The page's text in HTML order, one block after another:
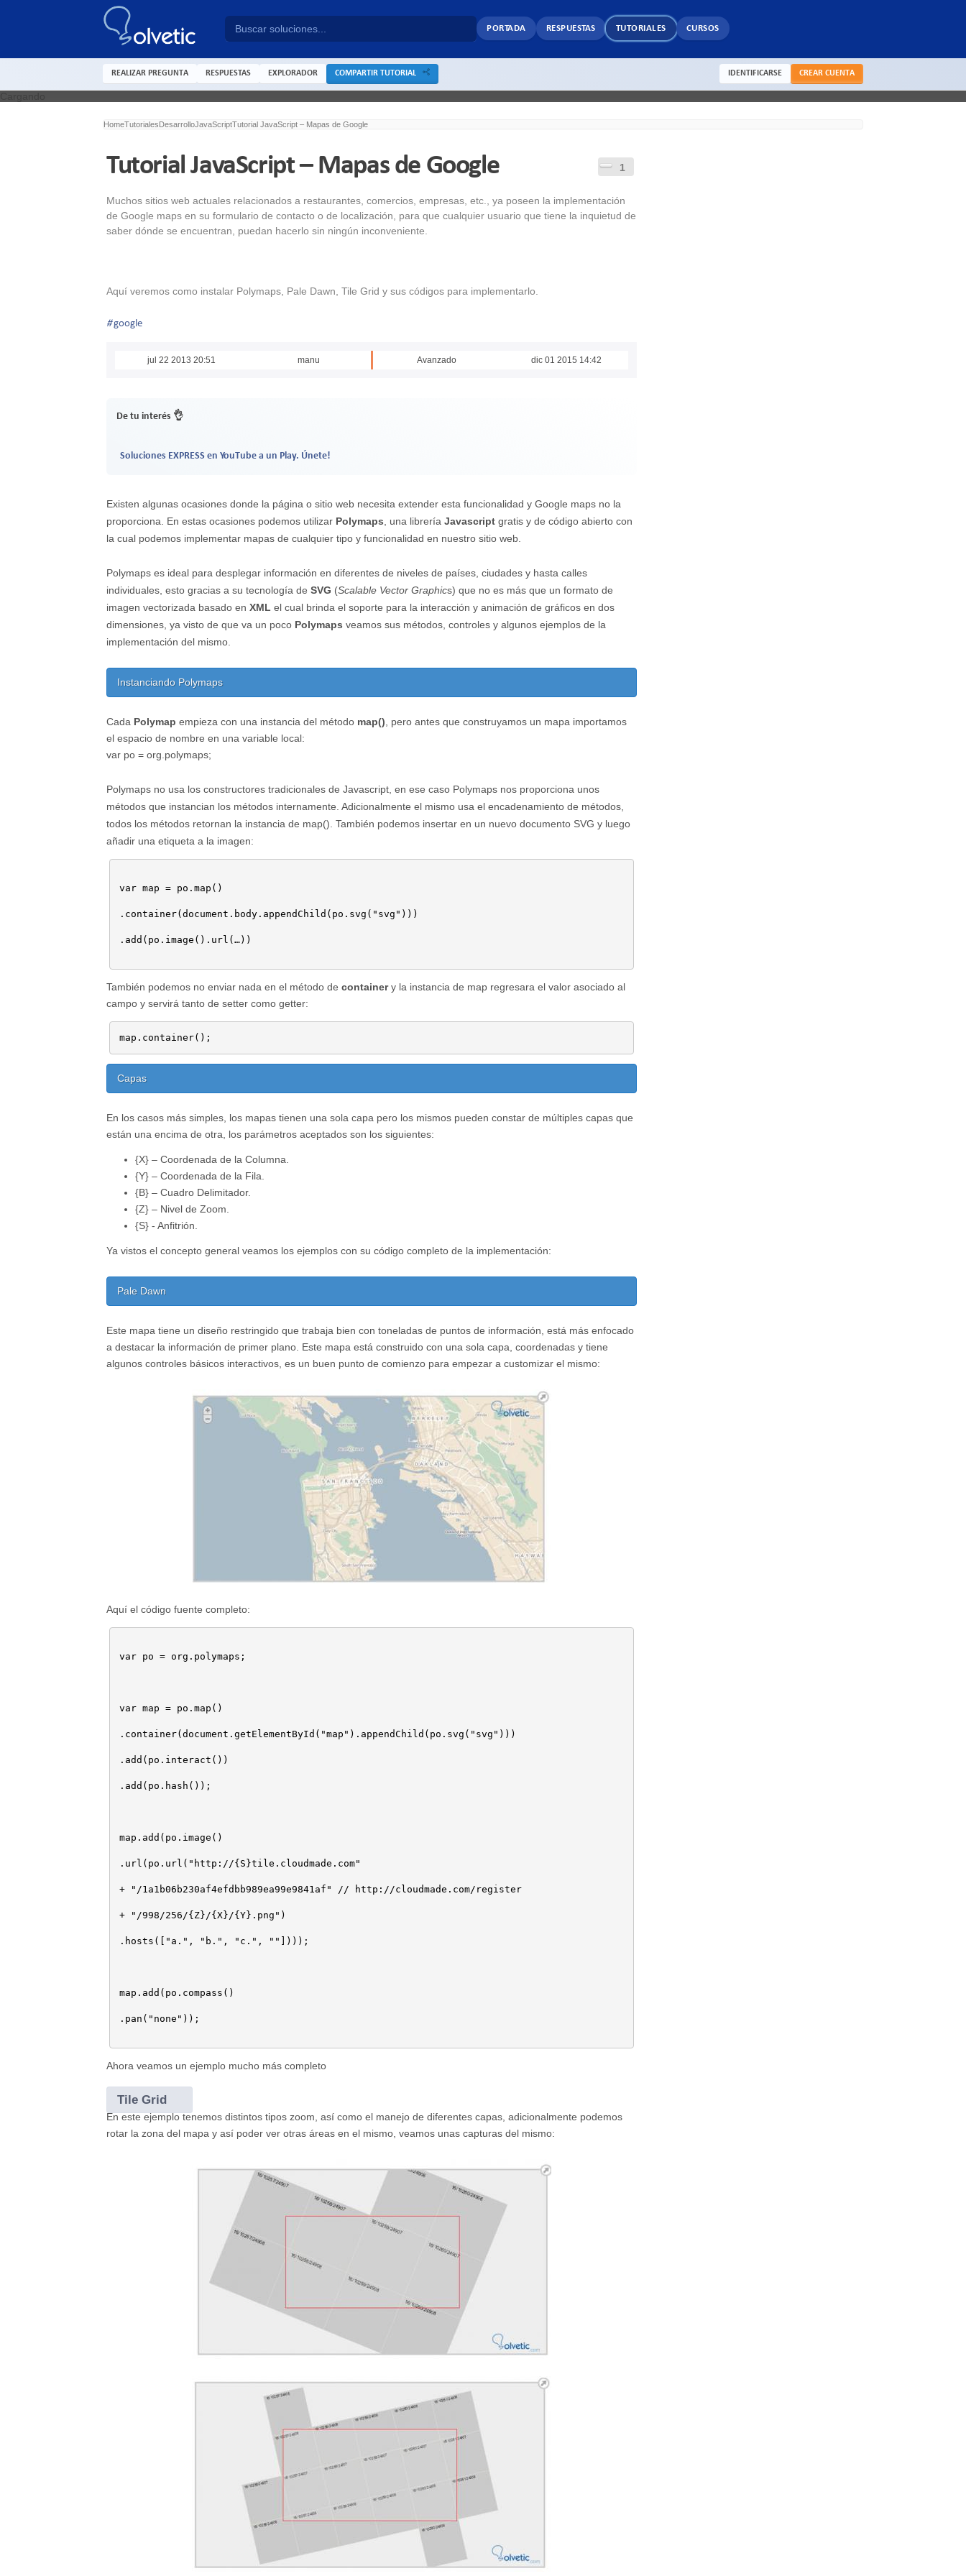
PORTADA RESPUESTAS TUTORIALES CURSOS
REALIZAR PREGUNTA RESPUESTAS EXPLORADOR COMPARTIR TUTORIAL IDENTIFICARSE CREAR CUENTA
HomeTutorialesDesarrolloJavaScriptTutorial JavaScript – Mapas de Google
1
Tutorial JavaScript – Mapas de Google
Muchos sitios web actuales relacionados a restaurantes, comercios, empresas, etc., ya poseen la implementación
de Google maps en su formulario de contacto o de localización, para que cualquier usuario que tiene la inquietud de
saber dónde se encuentran, puedan hacerlo sin ningún inconveniente.
Aquí veremos como instalar Polymaps, Pale Dawn, Tile Grid y sus códigos para implementarlo.
# google
jul 22 2013 20:51 manu Avanzado dic 01 2015 14:42
De tu interés 👌
Soluciones EXPRESS en YouTube a un Play. Únete!
Existen algunas ocasiones donde la página o sitio web necesita extender esta funcionalidad y Google maps no la
proporciona. En estas ocasiones podemos utilizar Polymaps, una librería Javascript gratis y de código abierto con
la cual podemos implementar mapas de cualquier tipo y funcionalidad en nuestro sitio web.
Polymaps es ideal para desplegar información en diferentes de niveles de países, ciudades y hasta calles
individuales, esto gracias a su tecnología de SVG (Scalable Vector Graphics) que no es más que un formato de
imagen vectorizada basado en XML el cual brinda el soporte para la interacción y animación de gráficos en dos
dimensiones, ya visto de que va un poco Polymaps veamos sus métodos, controles y algunos ejemplos de la
implementación del mismo.
Instanciando Polymaps
Cada Polymap empieza con una instancia del método map(), pero antes que construyamos un mapa importamos
el espacio de nombre en una variable local:
var po = org.polymaps;
Polymaps no usa los constructores tradicionales de Javascript, en ese caso Polymaps nos proporciona unos
métodos que instancian los métodos internamente. Adicionalmente el mismo usa el encadenamiento de métodos,
todos los métodos retornan la instancia de map(). También podemos insertar en un nuevo documento SVG y luego
añadir una etiqueta a la imagen:
var map = po.map()
.container(document.body.appendChild(po.svg("svg")))
.add(po.image().url(…))
También podemos no enviar nada en el método de containery la instancia de map regresara el valor asociado al
campo y servirá tanto de setter como getter:
map.container();
Capas
En los casos más simples, los mapas tienen una sola capa pero los mismos pueden constar de múltiples capas que
están una encima de otra, los parámetros aceptados son los siguientes:
{X} – Coordenada de la Columna.
{Y} – Coordenada de la Fila.
{B} – Cuadro Delimitador.
{Z} – Nivel de Zoom.
{S} - Anfitrión.
Ya vistos el concepto general veamos los ejemplos con su código completo de la implementación:
Pale Dawn
Este mapa tiene un diseño restringido que trabaja bien con toneladas de puntos de información, está más enfocado
a destacar la información de primer plano. Este mapa está construido con una sola capa, coordenadas y tiene
algunos controles básicos interactivos, es un buen punto de comienzo para empezar a customizar el mismo:
Aquí el código fuente completo:
var po = org.polymaps;
var map = po.map()
.container(document.getElementById("map").appendChild(po.svg("svg")))
.add(po.interact())
.add(po.hash());
map.add(po.image()
.url(po.url("http://{S}tile.cloudmade.com"
+ "/1a1b06b230af4efdbb989ea99e9841af" // http://cloudmade.com/register
+ "/998/256/{Z}/{X}/{Y}.png")
.hosts(["a.", "b.", "c.", ""])));
map.add(po.compass()
.pan("none"));
Ahora veamos un ejemplo mucho más completo
Tile Grid
En este ejemplo tenemos distintos tipos zoom, así como el manejo de diferentes capas, adicionalmente podemos
rotar la zona del mapa y así poder ver otras áreas en el mismo, veamos unas capturas del mismo: